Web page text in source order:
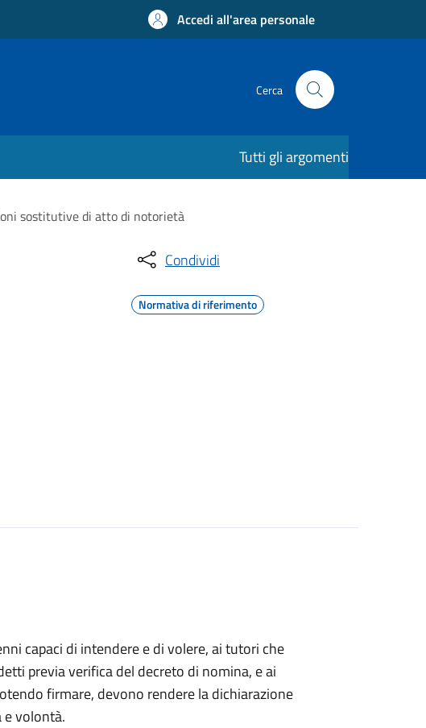
Accedi all'area personale
Cerca
Tutti gli argomenti
sostitutive di atto di notorietà
Condividi
Normativa di riferimento
capaci di intendere e di volere, ai tutori che
previa verifica del decreto di nomina, e ai
firmare, devono rendere la dichiarazione
volontà.